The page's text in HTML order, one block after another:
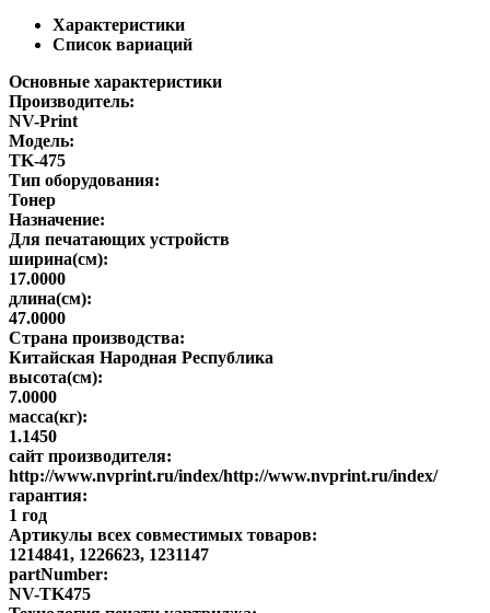
Характеристики
Список вариаций
Основные характеристики
Производитель:
NV-Print
Модель:
TK-475
Тип оборудования:
Тонер
Назначение:
Для печатающих устройств
ширина(см):
17.0000
длина(см):
47.0000
Страна производства:
Китайская Народная Республика
высота(см):
7.0000
масса(кг):
1.1450
сайт производителя:
http://www.nvprint.ru/index/http://www.nvprint.ru/index/
гарантия:
1 год
Артикулы всех совместимых товаров:
1214841, 1226623, 1231147
partNumber:
NV-TK475